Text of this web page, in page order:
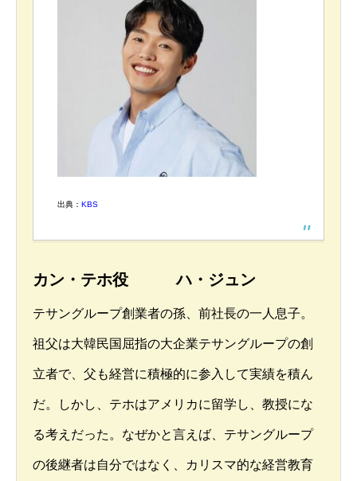
出典： KBS
カン・テホ役 ハ・ジュン
テサングループ創業者の孫、前社長の一人息子。
祖父は大韓民国屈指の大企業テサングループの創
立者で、父も経営に積極的に参入して実績を積ん
だ。しかし、テホはアメリカに留学し、教授にな
る考えだった。なぜかと言えば、テサングループ
の後継者は自分ではなく、カリスマ的な経営教育